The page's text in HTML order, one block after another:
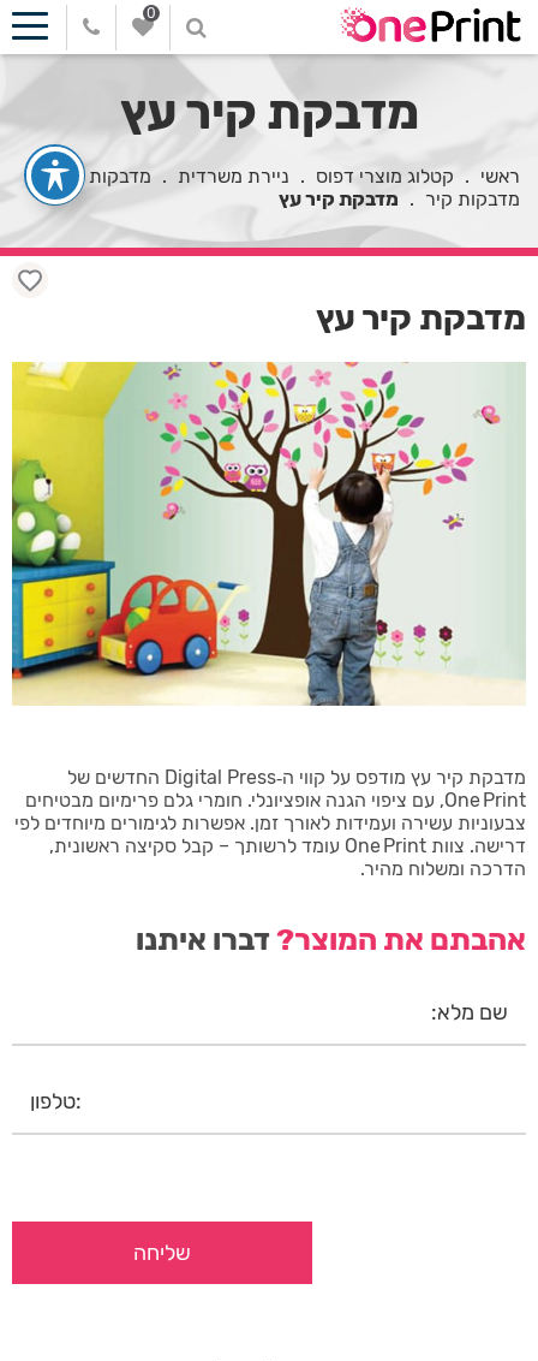
0
מדבקת קיר עץ
ראשי . קטלוג מוצרי דפוס . ניירת משרדית . מדבקות .
מדבקות קיר . מדבקת קיר עץ
מדבקת קיר עץ מודפס על קווי ה‑Digital Press החדשים של
One Print, עם ציפוי הגנה אופציונלי. חומרי גלם פרימיום מבטיחים
צבעוניות עשירה ועמידות לאורך זמן. אפשרות לגימורים מיוחדים לפי
דרישה. צוות One Print עומד לרשותך – קבל סקיצה ראשונית,
הדרכה ומשלוח מהיר.
אהבתם את המוצר?דברו איתנו
מדבקת קיר עץ